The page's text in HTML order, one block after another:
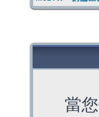
當